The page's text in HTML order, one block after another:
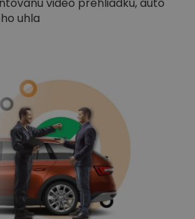
video prehliadku, auto
uhla